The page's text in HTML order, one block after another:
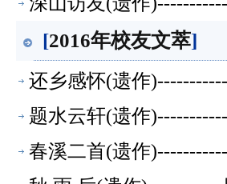
[2016年校友文萃]
还乡感怀(遗作
题水云轩(遗作
春溪二首(遗作